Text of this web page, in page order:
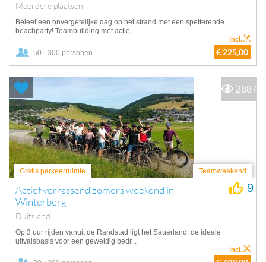
Meerdere plaatsen
Beleef een onvergetelijke dag op het strand met een spetterende
beachparty! Teambuilding met actie,...
50 - 300 personen € 225,00
incl.
Gratis parkeerruimte Teamweekend
Actief verrassend zomers weekend in
Winterberg
Duitsland
9
Op 3 uur rijden vanuit de Randstad ligt het Sauerland, de ideale
uitvalsbasis voor een geweldig bedr...
incl.
2887